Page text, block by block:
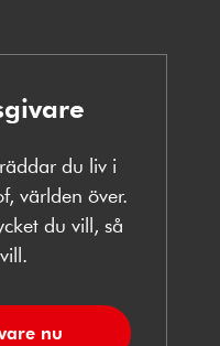
du liv i
världen över.
du vill, så
nu